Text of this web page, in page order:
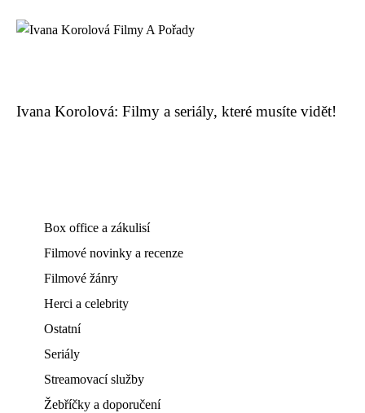
Ivana Korolová: Filmy a seriály, které musíte vidět!
Box office a zákulisí
Filmové novinky a recenze
Filmové žánry
Herci a celebrity
Ostatní
Seriály
Streamovací služby
Žebříčky a doporučení